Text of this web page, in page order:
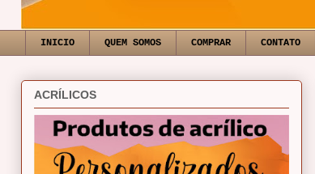
INICIO QUEM SOMOS COMPRAR CONTATO
ACRÍLICOS